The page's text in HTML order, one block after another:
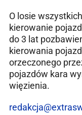
O losie
kierowanie
do 3 lat
kierowania
orzeczonego
pojazdów kara
więzienia.